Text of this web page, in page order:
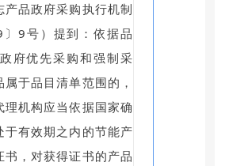
品政府采购执行机制
9号）提到：依据品
府优先采购和强制采
于品目清单范围的，
机构应当依据国家确
有效期之内的节能产
，对获得证书的产品